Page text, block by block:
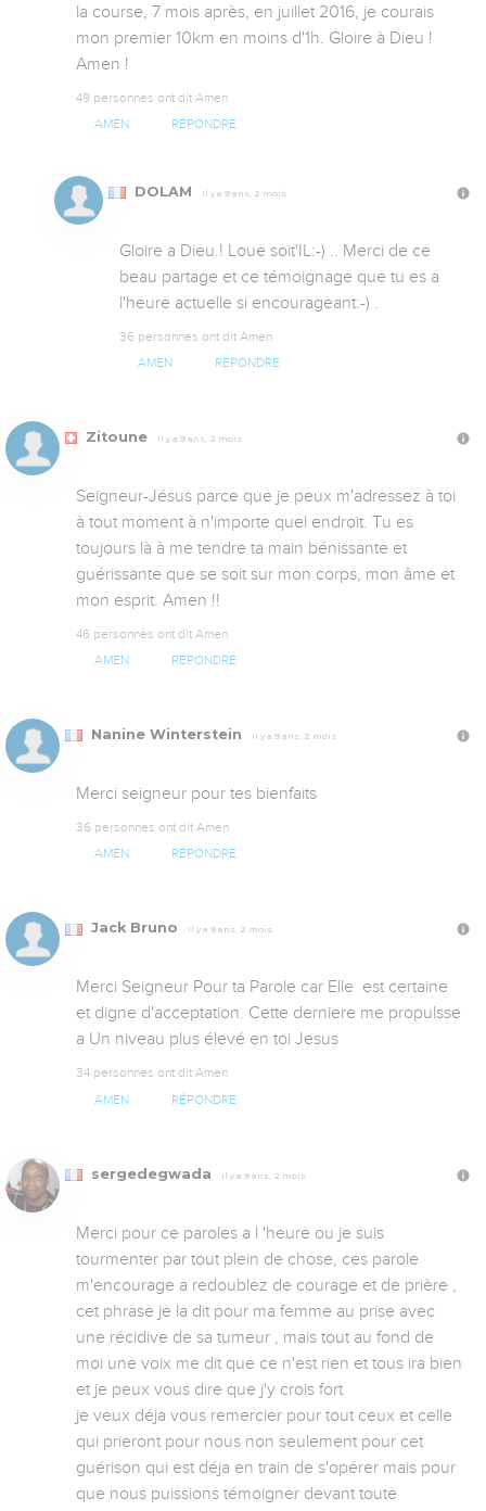
la course, 7 mois après, en juillet 2016, je courais
mon premier 10km en moins d'1h. Gloire à Dieu !
Amen !
49 personnes ont dit Amen
AMEN RÉPONDRE
DOLAM Il y a 9 ans, 2 mois
Gloire a Dieu.! Loue soit'IL:-) .. Merci de ce
beau partage et ce témoignage que tu es a
l'heure actuelle si encourageant:-) .
36 personnes ont dit Amen
AMEN RÉPONDRE
Zitoune Il y a 9 ans, 2 mois
Seigneur-Jésus parce que je peux m'adressez à toi
à tout moment à n'importe quel endroit. Tu es
toujours là à me tendre ta main bénissante et
guérissante que se soit sur mon corps, mon âme et
mon esprit. Amen !!
46 personnes ont dit Amen
AMEN RÉPONDRE
Nanine Winterstein Il y a 9 ans, 2 mois
Merci seigneur pour tes bienfaits
36 personnes ont dit Amen
AMEN RÉPONDRE
Jack Bruno Il y a 9 ans, 2 mois
Merci Seigneur Pour ta Parole car Elle  est certaine
et digne d'acceptation. Cette derniere me propulsse
a Un niveau plus élevé en toi Jesus
34 personnes ont dit Amen
AMEN RÉPONDRE
sergedegwada Il y a 9 ans, 2 mois
Merci pour ce paroles a l 'heure ou je suis
tourmenter par tout plein de chose, ces parole
m'encourage a redoublez de courage et de prière ,
cet phrase je la dit pour ma femme au prise avec
une récidive de sa tumeur , mais tout au fond de
moi une voix me dit que ce n'est rien et tous ira bien
et je peux vous dire que j'y crois fort
je veux déja vous remercier pour tout ceux et celle
qui prieront pour nous non seulement pour cet
guérison qui est déja en train de s'opérer mais pour
que nous puissions témoigner devant toute